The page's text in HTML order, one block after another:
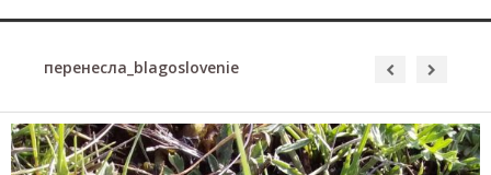
перенесла_blagoslovenie